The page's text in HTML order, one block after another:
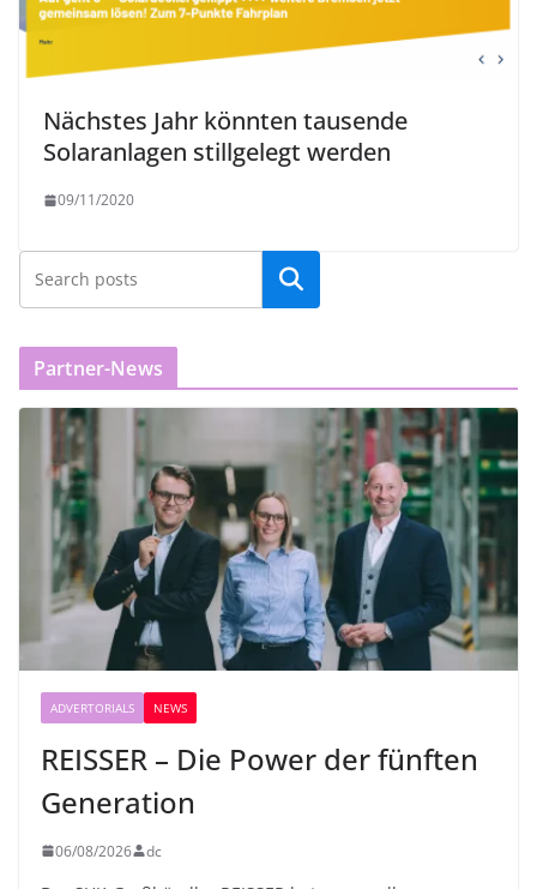
Nächstes Jahr könnten tausende
Solaranlagen stillgelegt werden
09/11/2020
Partner-News
ADVERTORIALS NEWS
REISSER – Die Power der fünften
Generation
06/08/2026 dc